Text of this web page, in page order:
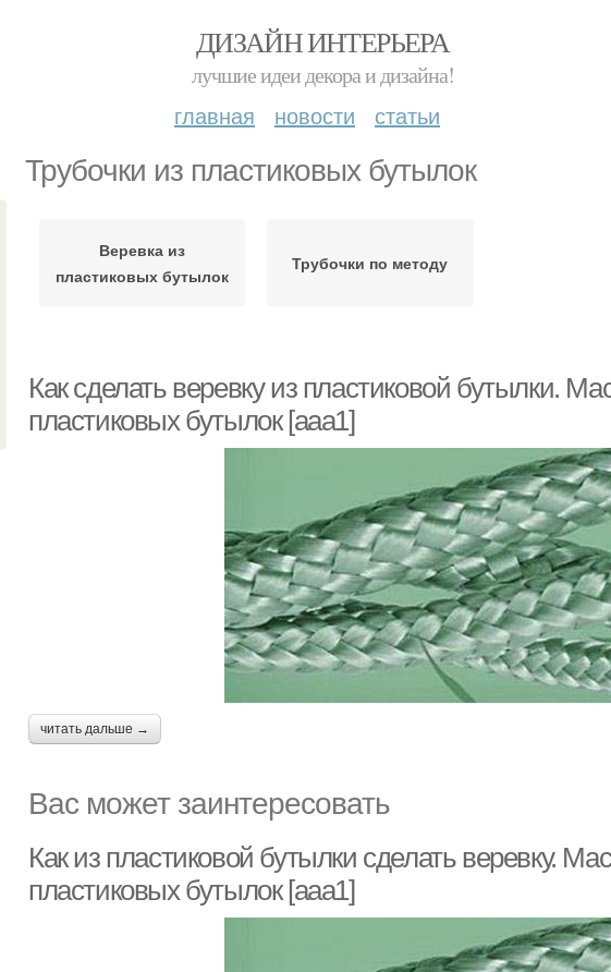
ДИЗАЙН ИНТЕРЬЕРА
лучшие идеи декора и дизайна!
главная новости статьи
Трубочки из пластиковых бутылок
Веревка из
пластиковых бутылок
Трубочки по методу
Как сделать веревку из пластиковой бутылки.
пластиковых бутылок [aaa1]
читать дальше →
Вас может заинтересовать
Как из пластиковой бутылки сделать веревку.
пластиковых бутылок [aaa1]